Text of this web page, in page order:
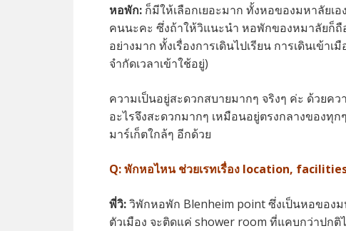
หอพัก: ก็มีให้เลือกเยอะมาก ทั้งหอของมหาลัย
คนนะคะ ซึ่งถ้าให้วิแนะนำ หอพักของหมาลัยก็ถื
อย่างมาก ทั้งเรื่องการเดินไปเรียน การเดินเข้
จำกัดเวลาเข้าใช้อยู่)
ความเป็นอยู่สะดวกสบายมากๆ จริงๆ ค่ะ ด้วย
อะไรจึงสะดวกมากๆ เหมือนอยู่ตรงกลางของทุก
มาร์เก็ตใกล้ๆ อีกด้วย
Q:พักหอไหน ช่วยเรทเรื่อง location,
พี่วิ:วิพักหอพัก Blenheim point ซึ่งเป็นหอของ
ตัวเมือง จะติดแค่ shower room ที่แคบกว่าปก